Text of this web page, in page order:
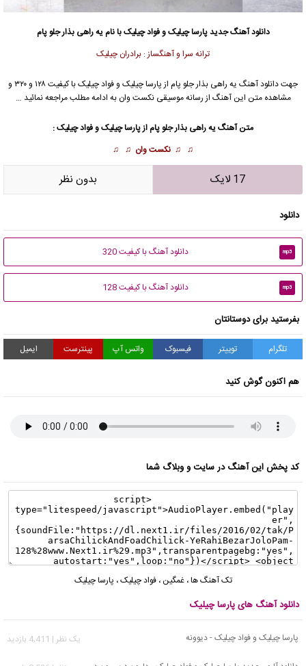
دانلود آهنگ جدیدپارسا چیلیک و فواد چیلیک با نام یه راهی بذار جلو پام
ترانه سرا و آهنگساز : برادران چیلیک
جهت دانلود آهنگ یه راهی بذار جلو پام از پارسا چیلیک وفواد چیلیک
با کیفیت ۱۲۸ و ۳۲۰ و
مشاهده متن این آهنگ از رسانه موسیقی نکست وان به ادامه مطلب مراجعه نمائید …
متن آهنگ یه راهی بذار جلو پام از پارسا چیلیک و فواد چیلیک :
♫ ♫ نکست وان ♫ ♫
17 لایک بدون نظر
دانلود
mp3 دانلود آهنگ با کیفیت 320
mp3 دانلود آهنگ با کیفیت 128
بفرستید برای دوستانتان
تلگرام توییتر فیسبوک واتس آپ پینترست ایمیل
هم اکنون گوش کنید
کد پخش این آهنگ در سایت و وبلاگ شما
تک آهنگ ها،غمگین ،فواد چیلیک، پارسا چیلیک
دانلود آهنگ های پارسا چیلیک
پارسا چیلیک و فواد چیلیک - دیوونه
يک نظر | 4,411 بازدید